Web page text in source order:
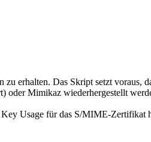
erhalten. Das Skript setzt voraus,
oder Mimikaz wiederhergestellt
Key Usage für das S/MIME-Zertifikat